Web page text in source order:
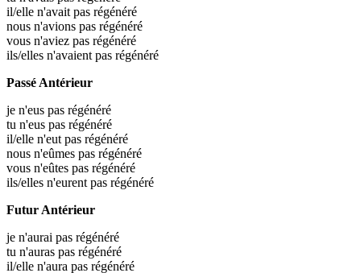
il/elle n'avait pas régénéré
nous n'avions pas régénéré
vous n'aviez pas régénéré
ils/elles n'avaient pas régénéré
Passé Antérieur
je n'eus pas régénéré
tu n'eus pas régénéré
il/elle n'eut pas régénéré
nous n'eûmes pas régénéré
vous n'eûtes pas régénéré
ils/elles n'eurent pas régénéré
Futur Antérieur
je n'aurai pas régénéré
tu n'auras pas régénéré
il/elle n'aura pas régénéré